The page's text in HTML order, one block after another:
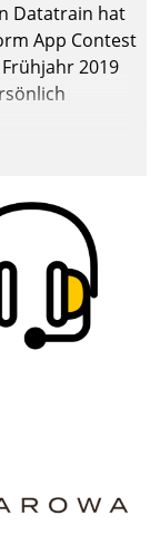
Datatrain hat
App Contest
2019